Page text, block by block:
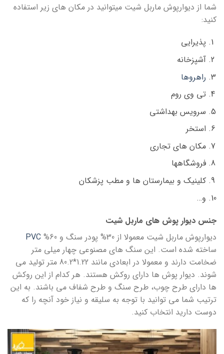
شما از دیوارپوش ماربل شیت میتوانید در مکان های زیر استفاده
کنید:
پذیرایی
آشپزخانه
راهروها
تی وی روم
سرویس بهداشتی
استخر
مکان های تجاری
فروشگاهها
کلینیک و بیمارستان ها و مطب پزشکان
و…
جنس دیوار پوش های ماربل شیت
دیوارپوش ماربل شیت معمولا از 30% پودر سنگ و 60%
PVC
ساخته شده است. این سنگ های مصنوعی چهار میلی متر
ضخامت دارند و معمولا در ابعادی مانند 1.22*80.2 متر تولید می
شوند. دیوار پوش ها دارای روکش هستند. هر کدام از این روکش
ها دارای طرح چوب، طرح سنگ و طرح شفاف می باشند. به این
ترتیب شما می توانید با توجه به سلیقه و نیاز خود آنچه را که
دوست دارید انتخاب کنید.